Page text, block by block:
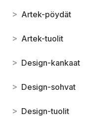
> Artek-pöydät
> Artek-tuolit
> Design-kankaat
> Design-sohvat
> Design-tuolit